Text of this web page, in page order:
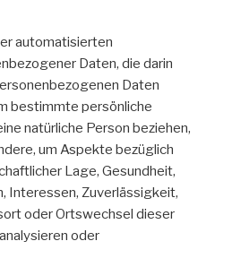
automatisierten
Daten, die darin
Daten
bestimmte persönliche
natürliche Person beziehen,
um Aspekte bezüglich
Lage, Gesundheit,
Interessen, Zuverlässigkeit,
oder Ortswechsel dieser
oder